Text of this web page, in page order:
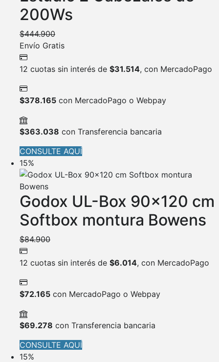
200Ws
$444.900
Envío Gratis
12 cuotas sin interés de $31.514, con MercadoPago
$378.165 con MercadoPago o Webpay
$363.038 con Transferencia bancaria
CONSULTE AQUÍ
15%
Godox UL-Box 90×120 cm
Softbox montura Bowens
$84.900
12 cuotas sin interés de $6.014, con MercadoPago
$72.165 con MercadoPago o Webpay
$69.278 con Transferencia bancaria
CONSULTE AQUÍ
15%